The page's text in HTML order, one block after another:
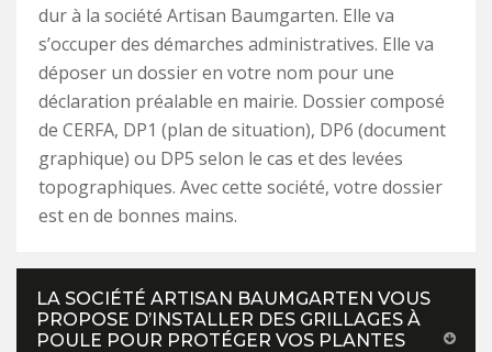
dur à la société Artisan Baumgarten. Elle va
s’occuper des démarches administratives. Elle va
déposer un dossier en votre nom pour une
déclaration préalable en mairie. Dossier composé
de CERFA, DP1 (plan de situation), DP6 (document
graphique) ou DP5 selon le cas et des levées
topographiques. Avec cette société, votre dossier
est en de bonnes mains.
LA SOCIÉTÉ ARTISAN BAUMGARTEN VOUS
PROPOSE D’INSTALLER DES GRILLAGES À
POULE POUR PROTÉGER VOS PLANTES